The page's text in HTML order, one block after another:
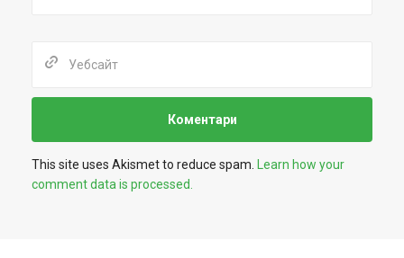
This site uses Akismet to reduce spam.
Learn how your
comment data is processed.